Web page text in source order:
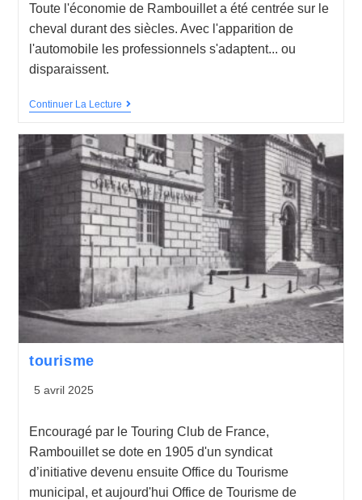
Toute l'économie de Rambouillet a été centrée sur le
cheval durant des siècles. Avec l'apparition de
l'automobile les professionnels s'adaptent... ou
disparaissent.
Continuer La Lecture
tourisme
5 avril 2025
Encouragé par le Touring Club de France,
Rambouillet se dote en 1905 d'un syndicat
d’initiative devenu ensuite Office du Tourisme
municipal, et aujourd'hui Office de Tourisme de